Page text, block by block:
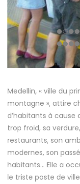
Medellin, « ville du
montagne », attire
d’habitants à
trop froid, sa
restaurants, son
modernes, son
habitants… Elle a
le triste poste de